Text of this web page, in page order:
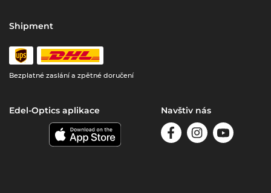
Shipment
Bezplatné zaslání a zpětné doručení
Edel-Optics aplikace Navštiv nás